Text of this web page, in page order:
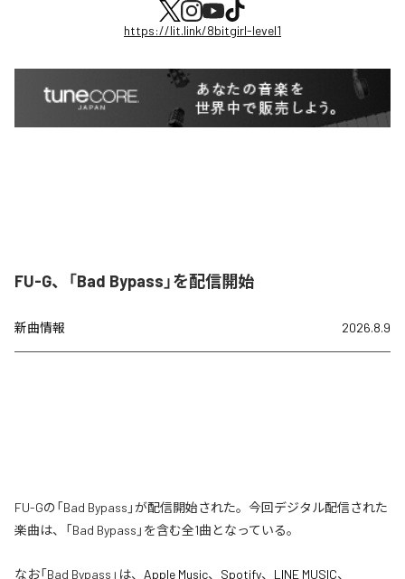
https://lit.link/8bitgirl-level1
FU-G、「Bad Bypass」を配信開始
新曲情報 2026.8.9
FU-Gの「Bad Bypass」が配信開始された。今回デジタル配信された
楽曲は、「Bad Bypass」を含む全1曲となっている。
なお「Bad Bypass 」は、 Apple Music、 Spotify、 LINE MUSIC、